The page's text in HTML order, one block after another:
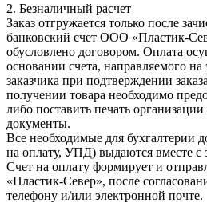
2. Безналичный расчет
Заказ отгружается только после
банковский счет ООО «Пластик-
обусловлено договором. Оплата
основании счета, направляемого
заказчика при подтверждении
получении товара необходимо
либо поставить печать
документы.
Все необходимые для бухгалтерии
на оплату, УПД) выдаются вместе с
Счет на оплату формирует и
«Пластик-Север», после
телефону и/или электронной почте.